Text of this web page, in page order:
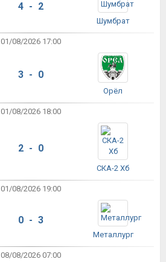
4 - 2
Шумбрат
01/08/2026 17:00
3 - 0
Орёл
01/08/2026 18:00
2 - 0
СКА-2 Хб
01/08/2026 19:00
0 - 3
Металлург
08/08/2026 07:00